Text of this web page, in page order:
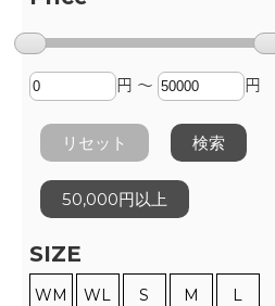
円 ～ 円
リセット 検索
50,000円以上
SIZE
WM WL S M L